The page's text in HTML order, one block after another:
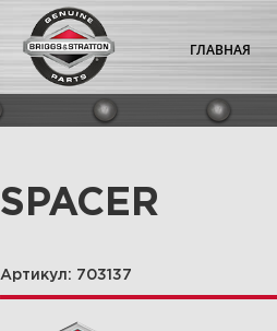
ГЛАВНАЯ
SPACER
Артикул: 703137